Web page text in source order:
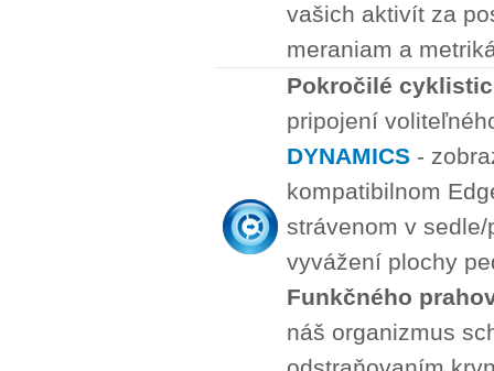
vašich aktivít za
meraniam a
Pokročilé
pripojení
DYNAMICS-
kompatibilnom
strávenom v
vyvážení plochy
Funkčného
náš organizmus